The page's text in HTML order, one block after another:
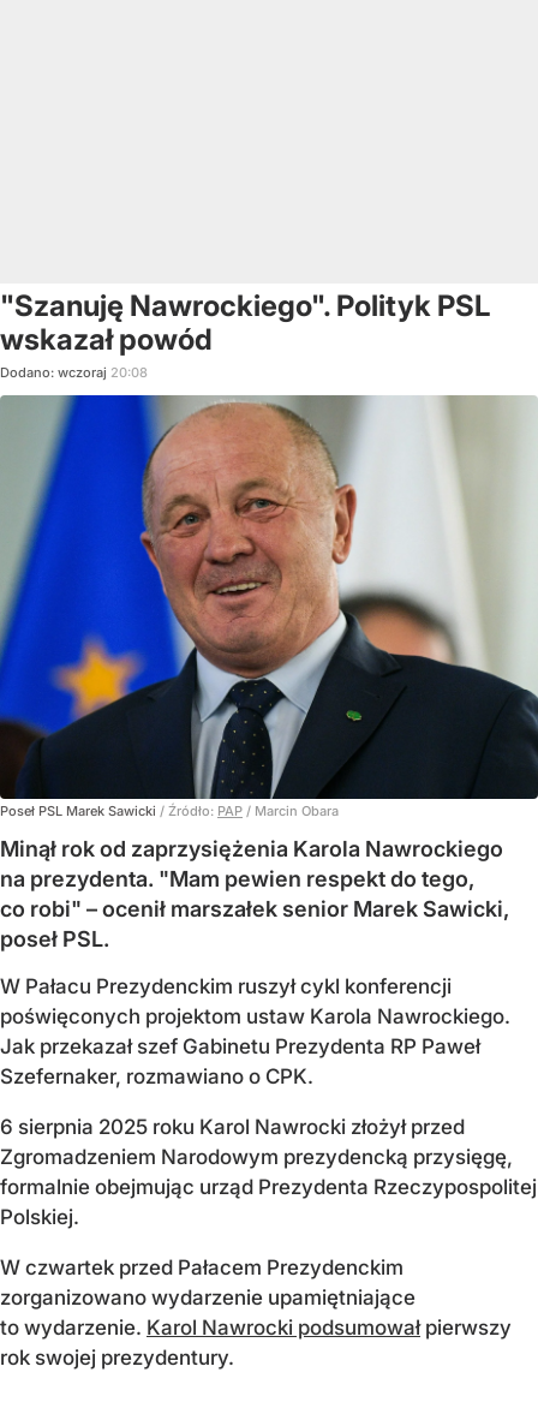
"Szanuję Nawrockiego". Polityk PSL
wskazał powód
Dodano: wczoraj 20:08
Poseł PSL Marek Sawicki / Źródło: PAP / Marcin Obara
Minął rok od zaprzysiężenia Karola Nawrockiego
na prezydenta. "Mam pewien respekt do tego,
co robi" – ocenił marszałek senior Marek Sawicki,
poseł PSL.
W Pałacu Prezydenckim ruszył cykl konferencji
poświęconych projektom ustaw Karola Nawrockiego.
Jak przekazał szef Gabinetu Prezydenta RP Paweł
Szefernaker, rozmawiano o CPK.
6 sierpnia 2025 roku Karol Nawrocki złożył przed
Zgromadzeniem Narodowym prezydencką przysięgę,
formalnie obejmując urząd Prezydenta Rzeczypospolitej
Polskiej.
W czwartek przed Pałacem Prezydenckim
zorganizowano wydarzenie upamiętniające
to wydarzenie. Karol Nawrocki podsumowałpierwszy
rok swojej prezydentury.